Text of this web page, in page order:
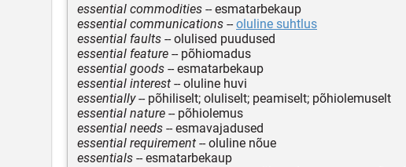
essential commodities -- esmatarbekaup
essential communications --oluline suhtlus
essential faults -- olulised puudused
essential feature -- põhiomadus
essential goods -- esmatarbekaup
essential interest -- oluline huvi
essentially-- põhiliselt; oluliselt; peamiselt; põhiolemuselt
essential nature -- põhiolemus
essential needs -- esmavajadused
essential requirement -- oluline nõue
essentials -- esmatarbekaup